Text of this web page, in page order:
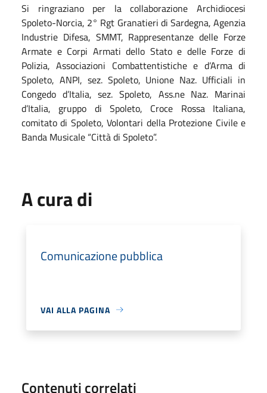
Si ringraziano per la collaborazione Archidiocesi
Spoleto-Norcia, 2° Rgt Granatieri di Sardegna, Agenzia
Industrie Difesa, SMMT, Rappresentanze delle Forze
Armate e Corpi Armati dello Stato e delle Forze di
Polizia, Associazioni Combattentistiche e d’Arma di
Spoleto, ANPI, sez. Spoleto, Unione Naz. Ufficiali in
Congedo d’Italia, sez. Spoleto, Ass.ne Naz. Marinai
d’Italia, gruppo di Spoleto, Croce Rossa Italiana,
comitato di Spoleto, Volontari della Protezione Civile e
Banda Musicale “Città di Spoleto”.
A cura di
Comunicazione pubblica
VAI ALLA PAGINA
Contenuti correlati